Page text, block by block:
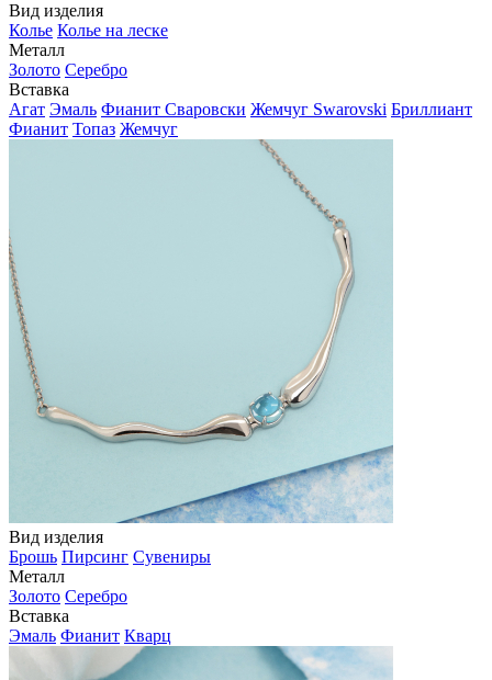
Вид изделия
Колье Колье на леске
Металл
Золото Серебро
Вставка
Агат Эмаль Фианит Сваровски Жемчуг Swarovski Бриллиант
Фианит Топаз Жемчуг
Вид изделия
Брошь Пирсинг Сувениры
Металл
Золото Серебро
Вставка
Эмаль Фианит Кварц